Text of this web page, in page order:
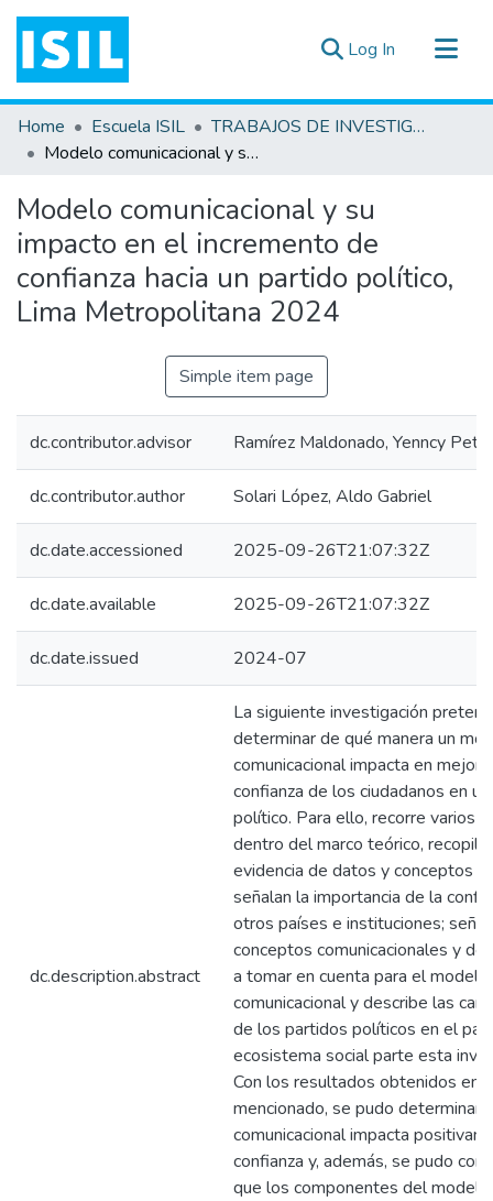
Log In (current)
All of DSpace
Statistics
Documentos ▾
Home Escuela ISIL
TRABAJOS DE INVESTIGACIÓN
Modelo comunicacional y su impacto en el incremento de confianza hacia un partido político, Lima Metropolitana 2024
Modelo comunicacional y su
impacto en el incremento de
confianza hacia un partido político,
Lima Metropolitana 2024
Simple item page
dc.contributor.advisor Ramírez Maldonado, Yenncy
dc.contributor.author Solari López, Aldo Gabriel
dc.date.accessioned 2025-09-26T21:07:32Z
dc.date.available 2025-09-26T21:07:32Z
dc.date.issued 2024-07
dc.description.abstract
La siguiente investigación
determinar de qué manera un
comunicacional impacta en
confianza de los ciudadanos en
político. Para ello, recorre varios
dentro del marco teórico,
evidencia de datos y conceptos
señalan la importancia de la
otros países e instituciones;
conceptos comunicacionales y de
a tomar en cuenta para el modelo
comunicacional y describe las
de los partidos políticos en el
ecosistema social parte esta
Con los resultados obtenidos en
mencionado, se pudo determinar
comunicacional impacta
confianza y, además, se pudo
que los componentes del modelo